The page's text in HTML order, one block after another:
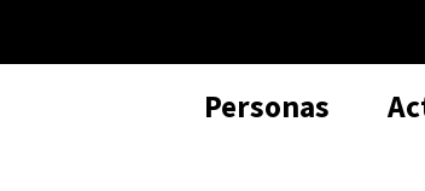
Personas